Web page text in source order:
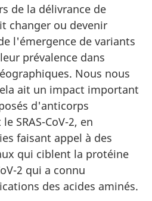
de la délivrance de
changer ou devenir
l'émergence de variants
prévalence dans
Nous nous
ait un impact important
d'anticorps
SRAS-CoV-2, en
faisant appel à des
qui ciblent la protéine
2 qui a connu
des acides aminés.